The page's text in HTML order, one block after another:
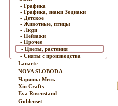
- Графика
- Графика, знаки Зодиаки
- Детское
- Животные, птицы
- Люди
- Пейзажи
- Прочее
- Цветы, растения
- Сняты с производства
Lanarte
NOVA SLOBODA
Чаривна Мить
- Xiu Crafts
Eva Rosenstand
Goblenset